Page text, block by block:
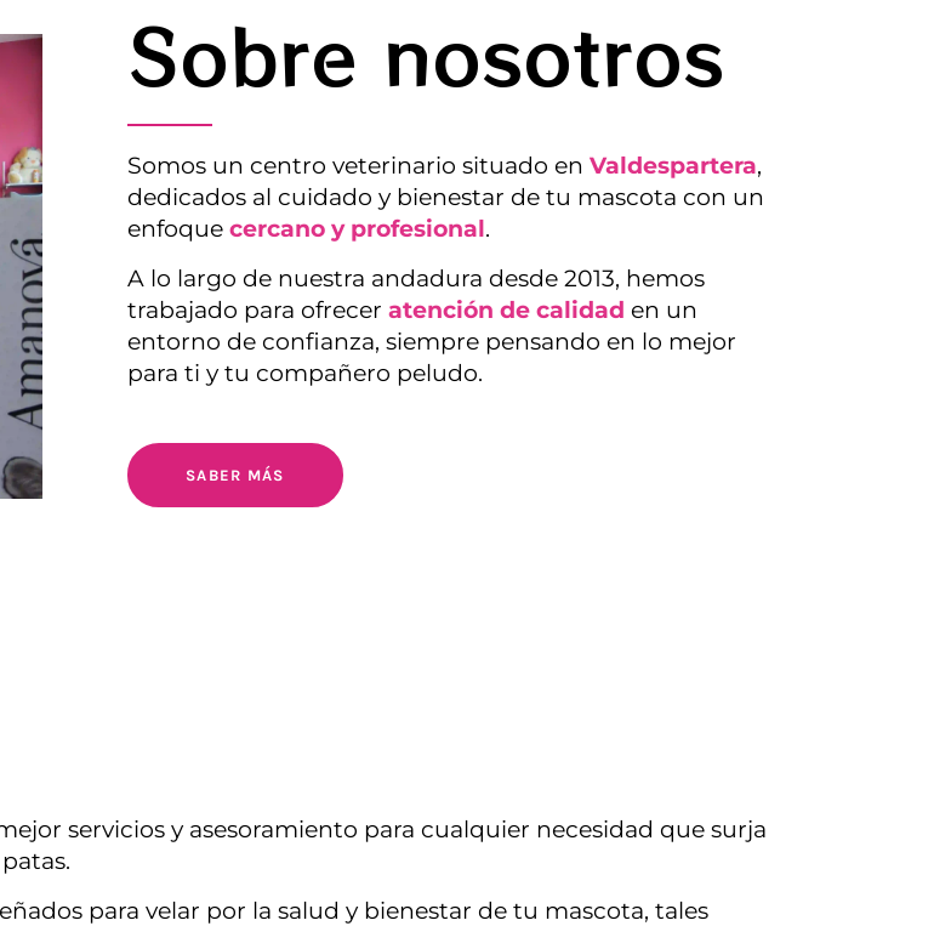
Sobre nosotros
Somos un centro veterinario situado en Valdespartera,
dedicados al cuidado y bienestar de tu mascota con un
enfoque cercano y profesional.
A lo largo de nuestra andadura desde 2013, hemos
trabajado para ofrecer atención de calidad en un
entorno de confianza, siempre pensando en lo mejor
para ti y tu compañero peludo.
SABER MÁS
servicios y asesoramiento para cualquier necesidad que surja
para velar por la salud y bienestar de tu mascota, tales